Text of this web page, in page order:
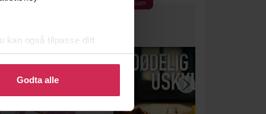
kan også tilpasse ditt
eller endre ditt samtykke.
Godta alle
Premium